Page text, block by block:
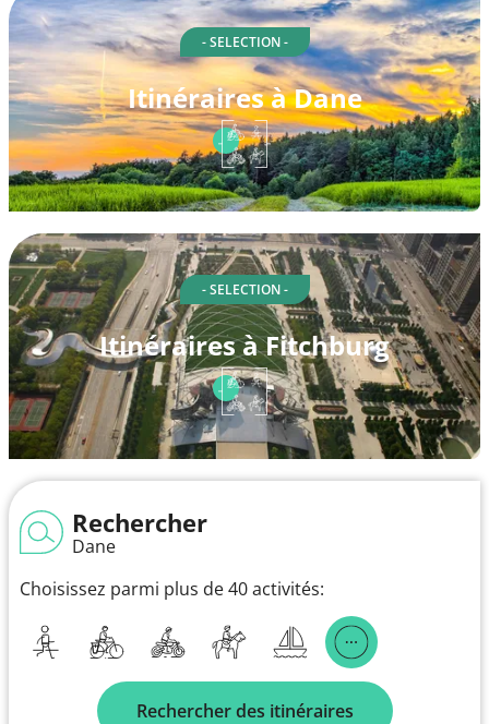
- SELECTION -
Itinéraires à Dane
- SELECTION -
Itinéraires à Fitchburg
Rechercher
Dane
Choisissez parmi plus de 40 activités:
Rechercher des itinéraires